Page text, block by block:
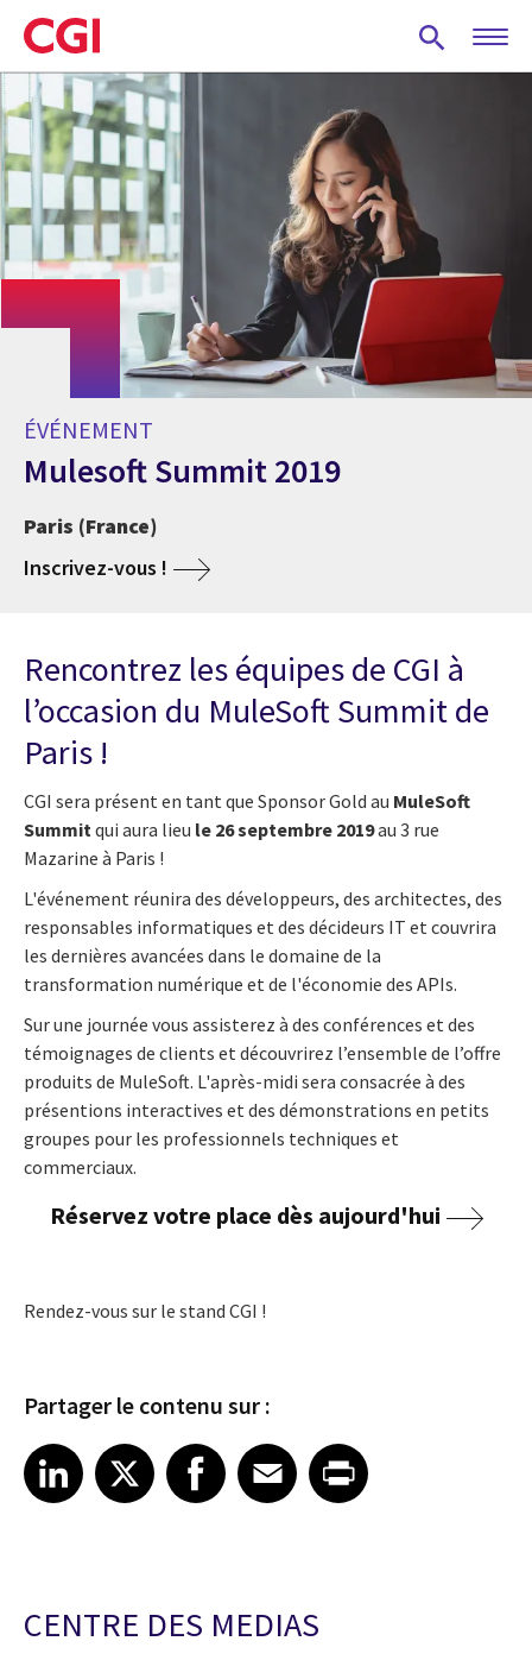
Skip
to
main
content
ÉVÉNEMENT
Mulesoft Summit 2019
Paris (France)
Inscrivez-vous !
Rencontrez les équipes de CGI à
l’occasion du MuleSoft Summit de
Paris !
CGI sera présent en tant que Sponsor Gold au MuleSoft
Summitqui aura lieu le 26 septembre 2019au 3 rue
Mazarine à Paris !
L'événement réunira des développeurs, des architectes, des
responsables informatiques et des décideurs IT et couvrira
les dernières avancées dans le domaine de la
transformation numérique et de l'économie des APIs.
Sur une journée vous assisterez à des conférences et des
témoignages de clients et découvrirez l’ensemble de l’offre
produits de MuleSoft. L'après-midi sera consacrée à des
présentions interactives et des démonstrations en petits
groupes pour les professionnels techniques et
commerciaux.
Réservez votre place dès aujourd'hui
Rendez-vous sur le stand CGI !
Partager le contenu sur :
Share article on LinkedIn
LinkedIn
Share article on XShare article on Facebook
Facebook
Share article on Email
EmailShare article on Print
CENTRE DES MEDIAS